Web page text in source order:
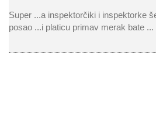
Super ...a inspektorčiki i inspektorke
posao ...i platicu primav merak bate ...